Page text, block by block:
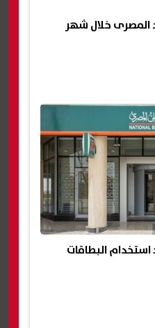
المصرى خلال شهر
البطاقات